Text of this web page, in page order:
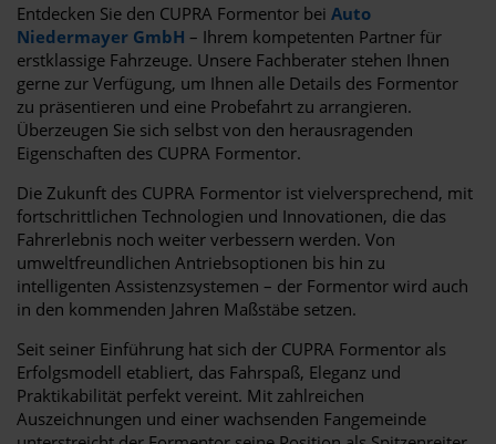
Entdecken Sie den CUPRA Formentor bei Auto
Niedermayer GmbH – Ihrem kompetenten Partner für
erstklassige Fahrzeuge. Unsere Fachberater stehen Ihnen
gerne zur Verfügung, um Ihnen alle Details des Formentor
zu präsentieren und eine Probefahrt zu arrangieren.
Überzeugen Sie sich selbst von den herausragenden
Eigenschaften des CUPRA Formentor.
Die Zukunft des CUPRA Formentor ist vielversprechend, mit
fortschrittlichen Technologien und Innovationen, die das
Fahrerlebnis noch weiter verbessern werden. Von
umweltfreundlichen Antriebsoptionen bis hin zu
intelligenten Assistenzsystemen – der Formentor wird auch
in den kommenden Jahren Maßstäbe setzen.
Seit seiner Einführung hat sich der CUPRA Formentor als
Erfolgsmodell etabliert, das Fahrspaß, Eleganz und
Praktikabilität perfekt vereint. Mit zahlreichen
Auszeichnungen und einer wachsenden Fangemeinde